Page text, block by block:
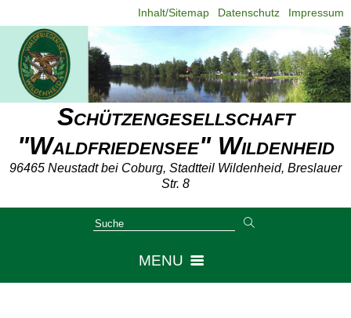
Inhalt/Sitemap Datenschutz Impressum
Schützengesellschaft
"Waldfriedensee" Wildenheid
96465 Neustadt bei Coburg, Stadtteil Wildenheid, Breslauer
Str. 8
MENU